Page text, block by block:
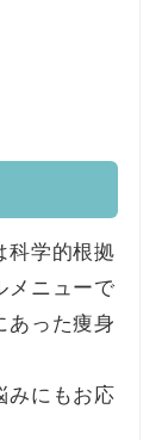
科学的根拠
メニューで
あった痩身
みにもお応